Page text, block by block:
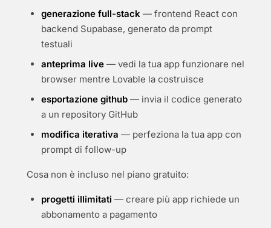
generazione full-stack — frontend React con
backend Supabase, generato da prompt
testuali
anteprima live — vedi la tua app funzionare nel
browser mentre Lovable la costruisce
esportazione github — invia il codice generato
a un repository GitHub
modifica iterativa — perfeziona la tua app con
prompt di follow-up
Cosa non è incluso nel piano gratuito:
progetti illimitati — creare più app richiede un
abbonamento a pagamento